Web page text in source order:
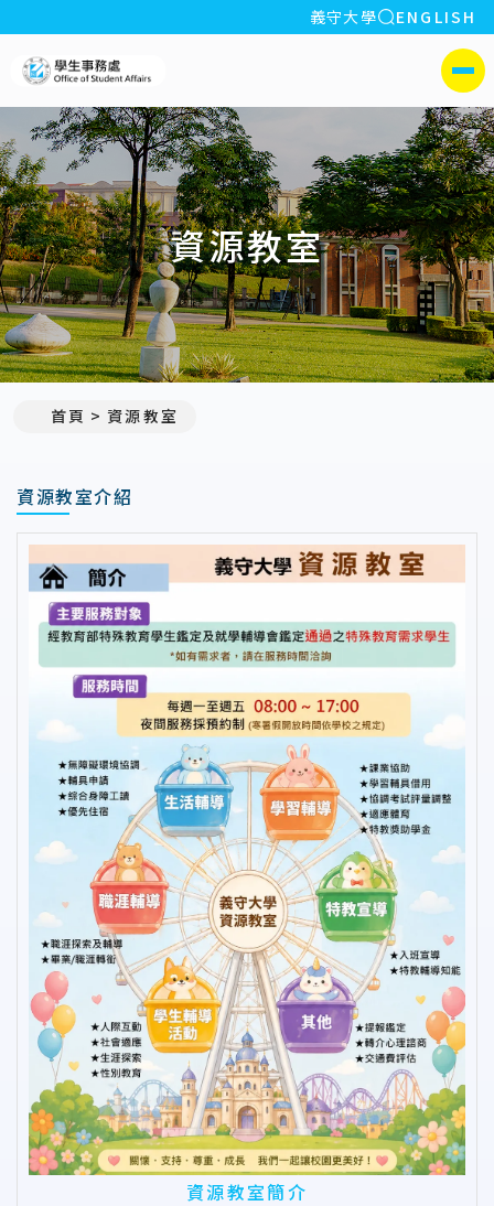
:::
義守大學 全站搜索
ENGLISH
側選單
資源教室
首頁 資源教室
資源教室介紹
資源教室簡介